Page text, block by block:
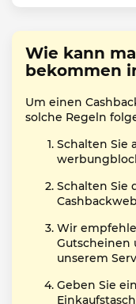
Wie kann
bekommen
Um einen
solche Regeln
Schalten Sie
Schalten Sie
Wir
Gutscheinen
unserem
Geben Sie